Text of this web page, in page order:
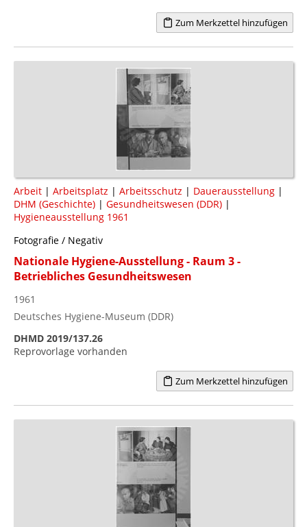
Zum Merkzettel hinzufügen
Arbeit | Arbeitsplatz | Arbeitsschutz | Dauerausstellung |
DHM (Geschichte) | Gesundheitswesen (DDR) |
Hygieneausstellung 1961
Fotografie / Negativ
Nationale Hygiene-Ausstellung - Raum 3 -
Betriebliches Gesundheitswesen
1961
Deutsches Hygiene-Museum (DDR)
DHMD 2019/137.26
Reprovorlage vorhanden
Zum Merkzettel hinzufügen